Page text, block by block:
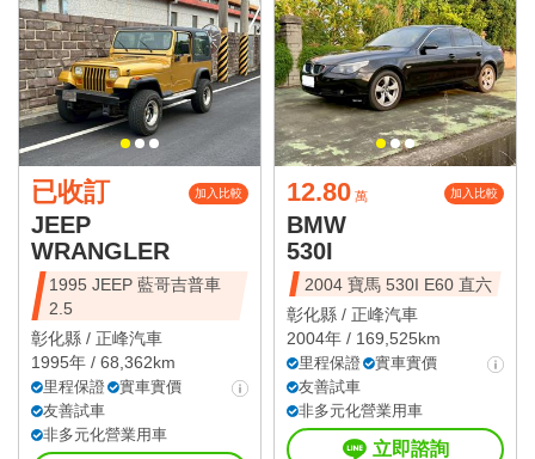
已收訂 加入比較
JEEP
WRANGLER
1995 JEEP 藍哥吉普車
2.5
彰化縣 / 正峰汽車
1995年 / 68,362km
里程保證
實車實價
友善試車
非多元化營業用車
12.80 萬 加入比較
BMW
530I
2004 寶馬 530I E60 直六
彰化縣 / 正峰汽車
2004年 / 169,525km
里程保證
實車實價
友善試車
非多元化營業用車
立即諮詢